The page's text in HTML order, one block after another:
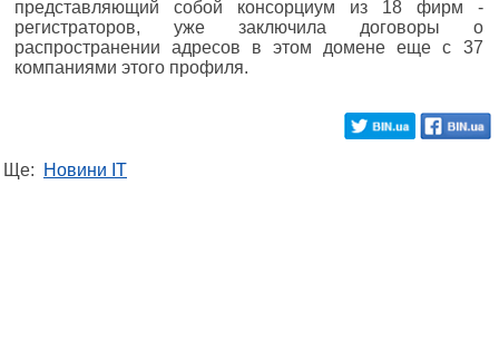
представляющий собой консорциум из 18 фирм -
регистраторов, уже заключила договоры о
распространении адресов в этом домене еще с 37
компаниями этого профиля.
Ще: Новини IT